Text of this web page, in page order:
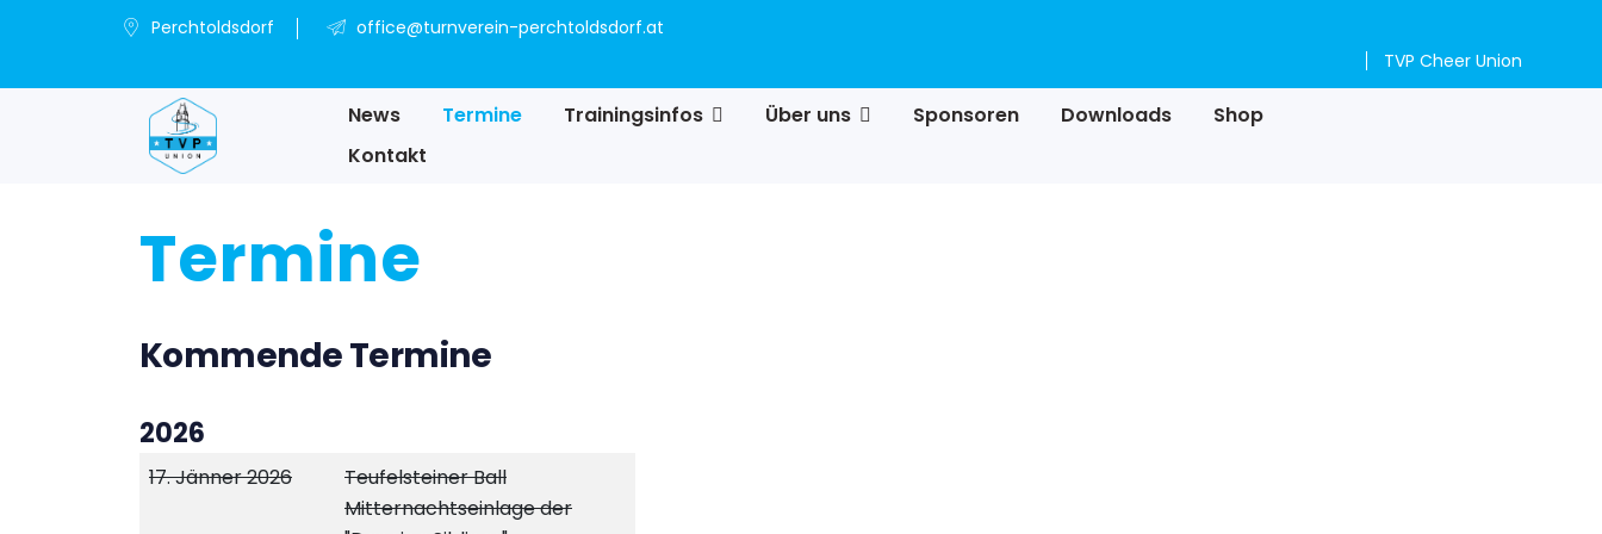
Perchtoldsdorf
office@turnverein-perchtoldsdorf.at
TVP Cheer Union
News Termine Trainingsinfos Über uns Sponsoren Downloads
Shop
Kontakt
Termine
Kommende Termine
2026
17. Jänner 2026
Teufelsteiner Ball
Mitternachtseinlage der